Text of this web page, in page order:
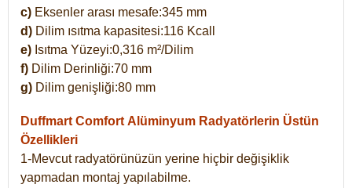
c) Eksenler arası mesafe:345 mm
d) Dilim ısıtma kapasitesi:116 Kcall
e) Isıtma Yüzeyi:0,316 m²/Dilim
f) Dilim Derinliği:70 mm
g) Dilim genişliği:80 mm
Duffmart Comfort Alüminyum Radyatörlerin Üstün
Özellikleri
1-Mevcut radyatörünüzün yerine hiçbir değişiklik
yapmadan montaj yapılabilme.